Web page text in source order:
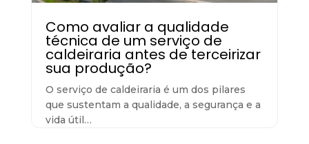
Como avaliar a qualidade
técnica de um serviço de
caldeiraria antes de terceirizar
sua produção?
O serviço de caldeiraria é um dos pilares
que sustentam a qualidade, a segurança e a
vida útil…